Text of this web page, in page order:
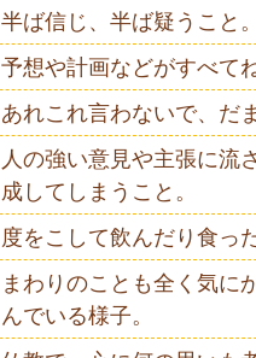
半ば信じ、半ば疑うこと
予想や計画などがすべて
あれこれ言わないで、だ
人の強い意見や主張に流
成してしまうこと。
度をこして飲んだり食っ
まわりのことも全く気に
んでいる様子。